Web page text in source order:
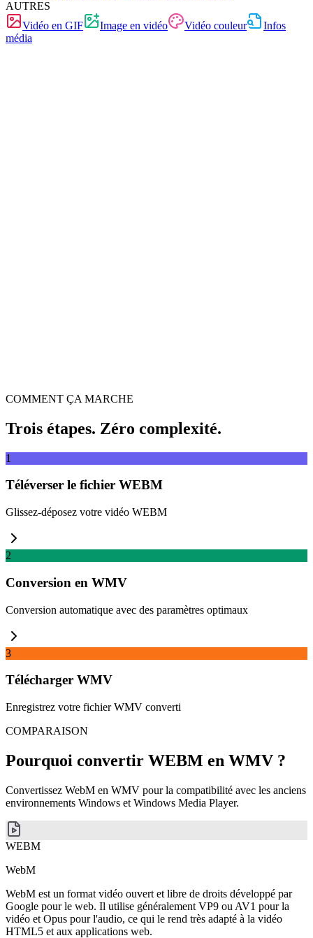
AUTRES
Vidéo en GIF
Image en vidéo Vidéo couleur
Infos
média
COMMENT ÇA MARCHE
Trois étapes. Zéro complexité.
1
Téléverser le fichier WEBM
Glissez-déposez votre vidéo WEBM
2
Conversion en WMV
Conversion automatique avec des paramètres optimaux
3
Télécharger WMV
Enregistrez votre fichier WMV converti
COMPARAISON
Pourquoi convertir WEBM en WMV ?
Convertissez WebM en WMV pour la compatibilité avec les anciens
environnements Windows et Windows Media Player.
WEBM
WebM
WebM est un format vidéo ouvert et libre de droits développé par
Google pour le web. Il utilise généralement VP9 ou AV1 pour la
vidéo et Opus pour l'audio, ce qui le rend très adapté à la vidéo
HTML5 et aux applications web.